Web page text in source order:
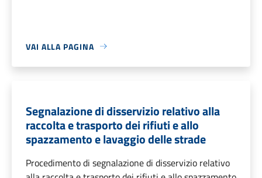
VAI ALLA PAGINA
Segnalazione di disservizio relativo alla
raccolta e trasporto dei rifiuti e allo
spazzamento e lavaggio delle strade
Procedimento di segnalazione di disservizio relativo